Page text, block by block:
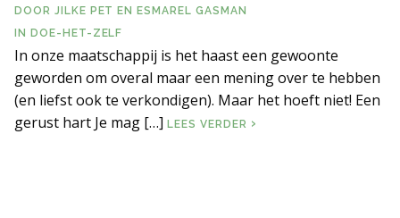
DOOR JILKE PET EN
ESMAREL GASMAN
IN
DOE-HET-ZELF
In onze maatschappij is het haast een gewoonte
geworden om overal maar een mening over te hebben
(en liefst ook te verkondigen). Maar het hoeft niet! Een
gerust hart Je mag […] LEES VERDER ZONDER OORDELEN